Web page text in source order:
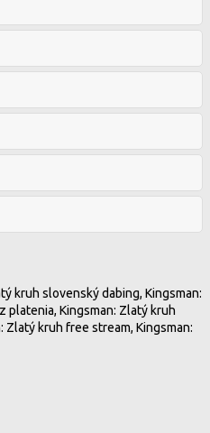
kruh slovenský dabing, Kingsman:
platenia, Kingsman: Zlatý kruh
kruh free stream, Kingsman: